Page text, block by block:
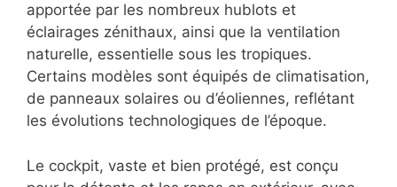
apportée par les nombreux hublots et
éclairages zénithaux, ainsi que la ventilation
naturelle, essentielle sous les tropiques.
Certains modèles sont équipés de climatisation,
de panneaux solaires ou d’éoliennes, reflétant
les évolutions technologiques de l’époque.
Le cockpit, vaste et bien protégé, est conçu